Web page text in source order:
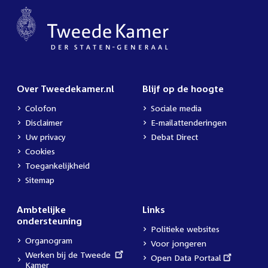
Over Tweedekamer.nl
Colofon
Disclaimer
Uw privacy
Cookies
Toegankelijkheid
Sitemap
Blijf op de hoogte
Sociale media
E-mailattenderingen
Debat Direct
Ambtelijke
ondersteuning
Organogram
External
link:
Werken bij de Tweede
Kamer
Links
Politieke websites
Voor jongeren
External
Open Data Portaal